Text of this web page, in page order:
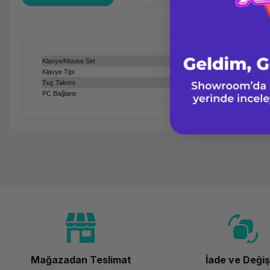
Klavye/Mouse Set
Klavye Tipi
Tuş Takımı
PC Bağlantı
Mağazadan Teslimat İade ve